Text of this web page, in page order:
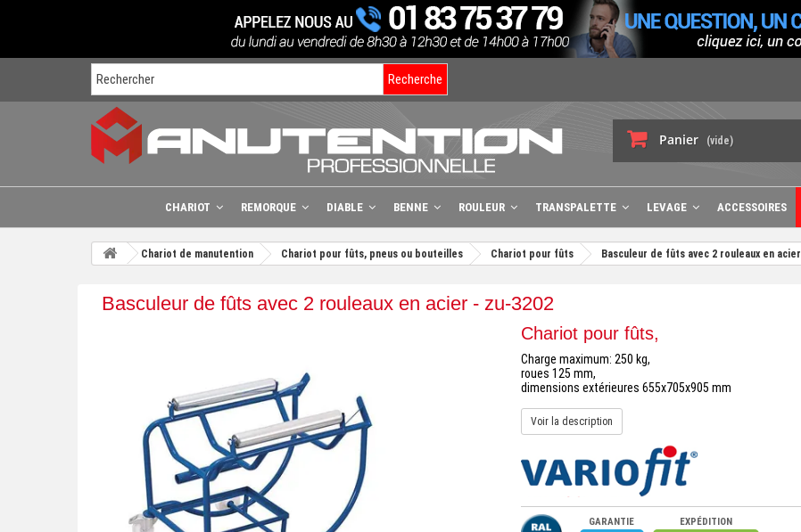
Recherche
Panier (vide)
CHARIOT REMORQUE DIABLE BENNE ROULEUR TRANSPALETTE LEVAGE ACCESSOIRES
Chariot de manutention Chariot pour fûts, pneus ou bouteilles Chariot pour fûts Basculeur de fûts avec 2 rouleaux en acier
Basculeur de fûts avec 2 rouleaux en acier - zu-3202
Chariot pour fûts,
Charge maximum: 250 kg,
roues 125 mm,
dimensions extérieures 655x705x905 mm
Voir la description
GARANTIE EXPÉDITION